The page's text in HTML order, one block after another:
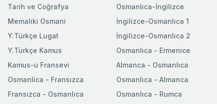
Tarih ve Coğrafya
Memaliki Osmani
Y.Türkçe Lugat
Y.Türkçe Kamus
Osmanlıca-İngilizce
İngilizce-Osmanlıca 1
İngilizce-Osmanlıca 2
Osmanlıca - Ermenice
Kamus-u Fransevi
Osmanlica - Fransızca
Fransızca - Osmanlıca
Almanca - Osmanlıca
Osmanlıca - Almanca
Osmanlıca - Rumca